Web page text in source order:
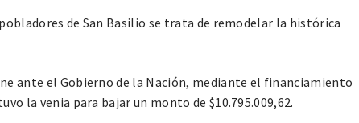
de San Basilio se trata de remodelar la histórica
ante el Gobierno de la Nación, mediante el financiamiento
la venia para bajar un monto de $10.795.009,62.